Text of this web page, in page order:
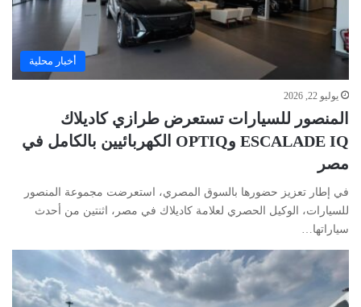
أخبار محلية
يوليو 22, 2026
المنصور للسيارات تستعرض طرازي كاديلاك
ESCALADE IQ وOPTIQ الكهربائيين بالكامل في
مصر
في إطار تعزيز حضورها بالسوق المصري، استعرضت مجموعة المنصور
للسيارات، الوكيل الحصري لعلامة كاديلاك في مصر، اثنتين من أحدث
سياراتها…